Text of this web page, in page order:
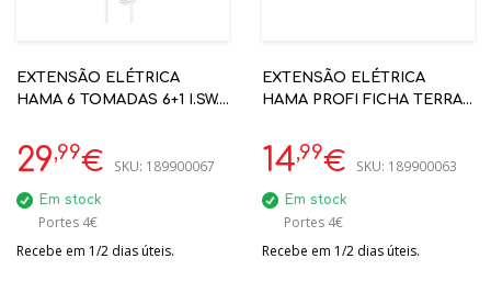
EXTENSÃO ELÉTRICA
HAMA 6 TOMADAS 6+1 I.SW.
00223159
29,99€ SKU: 189900067
Em stock
Portes 4€
Recebe em 1/2 dias úteis.
EXTENSÃO ELÉTRICA
HAMA PROFI FICHA TERRA
14,99€ SKU: 189900063
Em stock
Portes 4€
Recebe em 1/2 dias úteis.